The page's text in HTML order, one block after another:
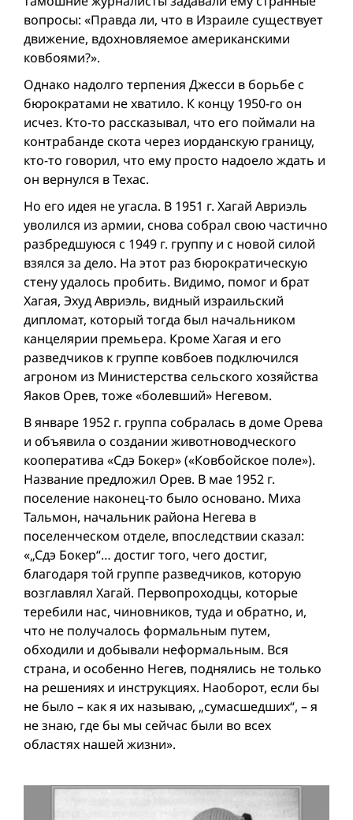
вопросы: «Правда ли, что в Израиле существует
движение, вдохновляемое американскими
ковбоями?».
Однако надолго терпения Джесси в борьбе с
бюрократами не хватило. К концу 1950-го он
исчез. Кто-то рассказывал, что его поймали на
контрабанде скота через иорданскую границу,
кто-то говорил, что ему просто надоело ждать и
он вернулся в Техас.
Но его идея не угасла. В 1951 г. Хагай Авриэль
уволился из армии, снова собрал свою частично
разбредшуюся с 1949 г. группу и с новой силой
взялся за дело. На этот раз бюрократическую
стену удалось пробить. Видимо, помог и брат
Хагая, Эхуд Авриэль, видный израильский
дипломат, который тогда был начальником
канцелярии премьера. Кроме Хагая и его
разведчиков к группе ковбоев подключился
агроном из Министерства сельского хозяйства
Яаков Орев, тоже «болевший» Негевом.
В январе 1952 г. группа собралась в доме Орева
и объявила о создании животноводческого
кооператива «Сдэ Бокер» («Ковбойское поле»).
Название предложил Орев. В мае 1952 г.
поселение наконец-то было основано. Миха
Тальмон, начальник района Негева в
поселенческом отделе, впоследствии сказал:
«„Сдэ Бокер“… достиг того, чего достиг,
благодаря той группе разведчиков, которую
возглавлял Хагай. Первопроходцы, которые
теребили нас, чиновников, туда и обратно, и,
что не получалось формальным путем,
обходили и добывали неформальным. Вся
страна, и особенно Негев, поднялись не только
на решениях и инструкциях. Наоборот, если бы
не было – как я их называю, „сумасшедшиx“, – я
не знаю, где бы мы сейчас были во всех
областях нашей жизни».